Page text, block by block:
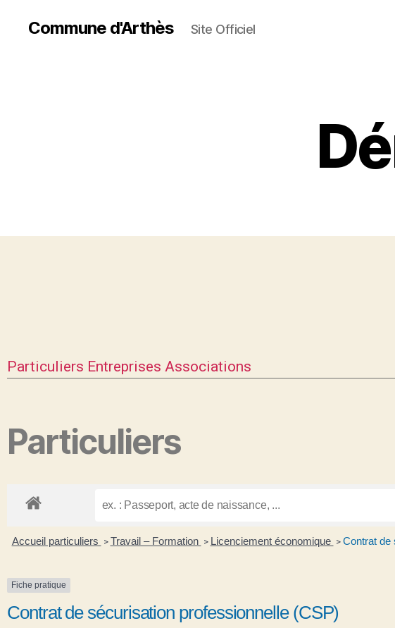
Commune d'Arthès Site Officiel
Particuliers Entreprises Associations
Particuliers
Accueil particuliers > Travail – Formation > Licenciement économique > Contrat de
Fiche pratique
Contrat de sécurisation professionnelle (CSP)